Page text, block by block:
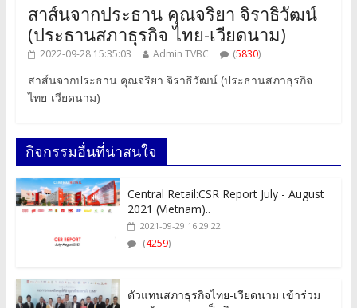
สาส์นจากประธาน คุณจริยา จิราธิวัฒน์
(ประธานสภาธุรกิจ ไทย-เวียดนาม)
2022-09-28 15:35:03 Admin TVBC (5830)
สาส์นจากประธาน คุณจริยา จิราธิวัฒน์ (ประธานสภาธุรกิจ
ไทย-เวียดนาม)
กิจกรรมอื่นที่น่าสนใจ
Central Retail:CSR Report July - August
2021 (Vietnam)..
2021-09-29 16:29:22
(4259)
ตัวแทนสภาธุรกิจไทย-เวียดนาม เข้าร่วม